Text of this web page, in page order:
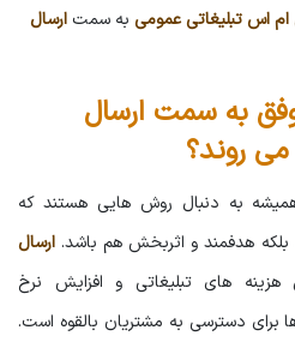
اس تبلیغاتی عمومی به سمت ارسال
به سمت ارسال
روند؟
به دنبال روش هایی هستند که
بلکه هدفمند و اثربخش هم باشد. ارسال
های تبلیغاتی و افزایش نرخ
برای دسترسی به مشتریان بالقوه است.